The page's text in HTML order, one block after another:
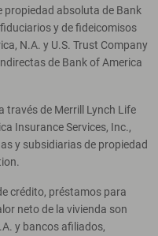
propiedad absoluta de Bank
y de fideicomisos
N.A. y U.S. Trust Company
de Bank of America
través de Merrill Lynch Life
Insurance Services, Inc.,
y subsidiarias de propiedad
crédito, préstamos para
neto de la vivienda son
y bancos afiliados,